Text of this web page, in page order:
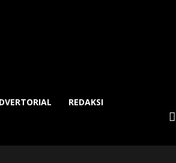
REDAKSI